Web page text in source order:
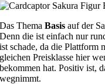
Das ThemaBasis auf der
Denn die ist einfach nur
ist schade, da die Plattform
gleichen Preisklasse hier
bekommen hat. Positiv ist,
wegnimmt.